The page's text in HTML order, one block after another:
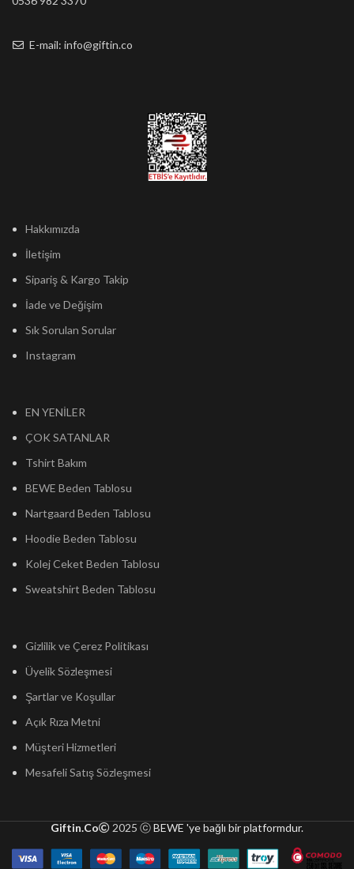
E-mail: info@giftin.co
Hakkımızda
İletişim
Sipariş & Kargo Takip
İade ve Değişim
Sık Sorulan Sorular
Instagram
EN YENİLER
ÇOK SATANLAR
Tshirt Bakım
BEWE Beden Tablosu
Nartgaard Beden Tablosu
Hoodie Beden Tablosu
Kolej Ceket Beden Tablosu
Sweatshirt Beden Tablosu
Gizlilik ve Çerez Politikası
Üyelik Sözleşmesi
Şartlar ve Koşullar
Açık Rıza Metni
Müşteri Hizmetleri
Mesafeli Satış Sözleşmesi
Giftin.Co 2025 ⓒBEWE 'ye bağlı bir platformdur.